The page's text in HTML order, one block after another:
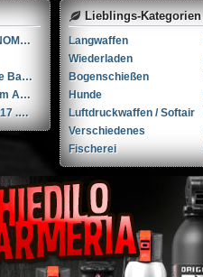
Blockmontage INNOMOUNT TACTICAL
Chiappa Armi Little Badger .22 war .22 WMR
Verkaufe Ak47 Akm Ak74 Teile
Smith & Wesson 617 .22LR 4"
Lieblings-Kategorien
Langwaffen
Wiederladen
Bogenschießen
Hunde
Luftdruckwaffen / Softair
Verschiedenes
Fischerei